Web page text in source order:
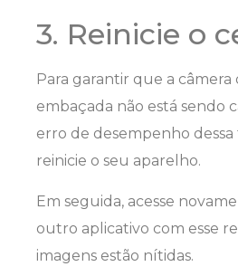
3. Reinicie o
Para garantir que a câmera
embaçada não está sendo
erro de desempenho
reinicie o seu aparelho.
Em seguida, acesse
outro aplicativo com esse
imagens estão nítidas.